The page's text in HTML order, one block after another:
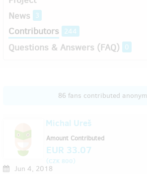
News
3
Contributors 244
Questions & Answers (FAQ) 0
86 fans contributed
Michal Ureš
Jun 4, 2018
Amount Contributed
EUR 33.07
(CZK 800)